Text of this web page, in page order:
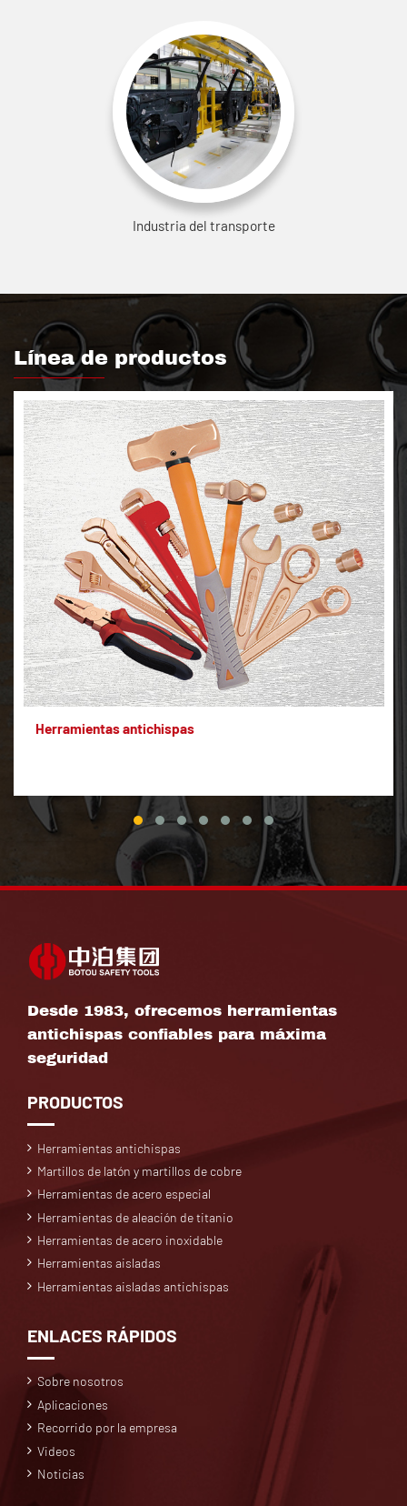
Industria del transporte
Línea de productos
Herramientas antichispas
Desde 1983, ofrecemos herramientas
antichispas confiables para máxima
seguridad
PRODUCTOS
Herramientas antichispas
Martillos de latón y martillos de cobre
Herramientas de acero especial
Herramientas de aleación de titanio
Herramientas de acero inoxidable
Herramientas aisladas
Herramientas aisladas antichispas
ENLACES RÁPIDOS
Sobre nosotros
Aplicaciones
Recorrido por la empresa
Videos
Noticias